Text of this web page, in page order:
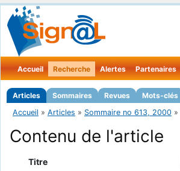
Accueil Recherche
Articles Sommaires Revues Mots-clés
Alertes Partenaires
Accueil » Articles » Sommaire no 613, 2000 »
Contenu de l'article
Titre